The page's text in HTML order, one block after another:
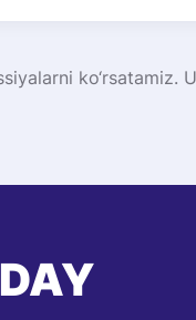
ko‘rsatamiz.